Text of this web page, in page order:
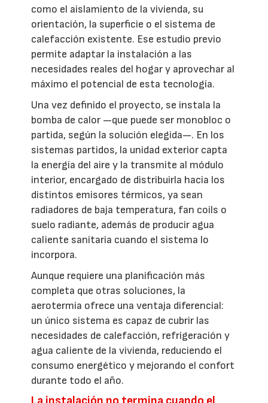
como el aislamiento de la vivienda, su
orientación, la superficie o el sistema de
calefacción existente. Ese estudio previo
permite adaptar la instalación a las
necesidades reales del hogar y aprovechar al
máximo el potencial de esta tecnología.
Una vez definido el proyecto, se instala la
bomba de calor —que puede ser monobloc o
partida, según la solución elegida—. En los
sistemas partidos, la unidad exterior capta
la energía del aire y la transmite al módulo
interior, encargado de distribuirla hacia los
distintos emisores térmicos, ya sean
radiadores de baja temperatura, fan coils o
suelo radiante, además de producir agua
caliente sanitaria cuando el sistema lo
incorpora.
Aunque requiere una planificación más
completa que otras soluciones, la
aerotermia ofrece una ventaja diferencial:
un único sistema es capaz de cubrir las
necesidades de calefacción, refrigeración y
agua caliente de la vivienda, reduciendo el
consumo energético y mejorando el confort
durante todo el año.